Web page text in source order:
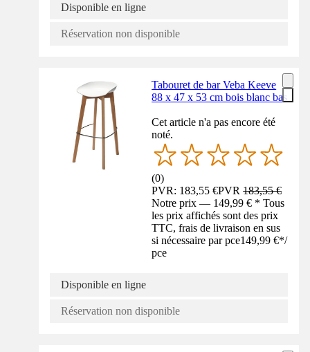
Disponible en ligne
Réservation non disponible
Tabouret de bar Veba Keeve
88 x 47 x 53 cm bois blanc bas
Cet article n'a pas encore été
noté.
(0)
PVR: 183,55 €PVR183,55 €
Notre prix — 149,99 € * Tous
les prix affichés sont des prix
TTC, frais de livraison en sus
si nécessaire par pce149,99 €*/
pce
Disponible en ligne
Réservation non disponible